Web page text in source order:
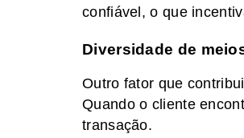
confiável, o que
Diversidade de
Outro fator que
Quando o cliente
transação.